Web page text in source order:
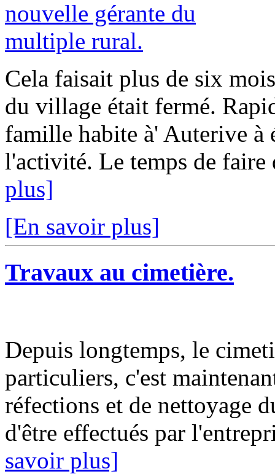
Cela faisait plus de six
du village était fermé.
famille habite à' Auterive à
l'activité. Le temps de faire
plus]
[En savoir plus]
Travaux au cimetière.
Depuis longtemps, le
particuliers, c'est
réfections et de nettoyage
d'être effectués par
savoir plus]